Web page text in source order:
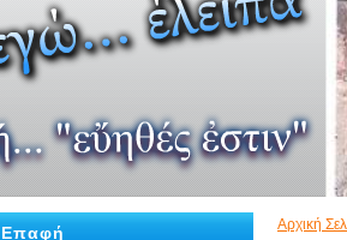
Αρχική
Επαφή